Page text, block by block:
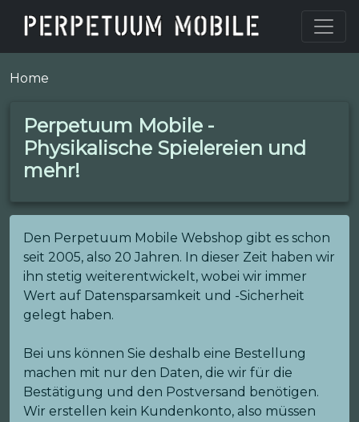
Home
Perpetuum Mobile -
Physikalische Spielereien und
mehr!
Den Perpetuum Mobile Webshop gibt es schon
seit 2005, also 20 Jahren. In dieser Zeit haben wir
ihn stetig weiterentwickelt, wobei wir immer
Wert auf Datensparsamkeit und -Sicherheit
gelegt haben.
Bei uns können Sie deshalb eine Bestellung
machen mit nur den Daten, die wir für die
Bestätigung und den Postversand benötigen.
Wir erstellen kein Kundenkonto, also müssen